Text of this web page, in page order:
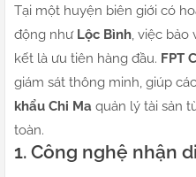
Tại một huyện biên giới có
động như Lộc Bình, việc bảo
kết là ưu tiên hàng đầu. FPT
giám sát thông minh, giúp
khẩu Chi Ma quản lý tài sản
toàn.
1. Công nghệ nhận